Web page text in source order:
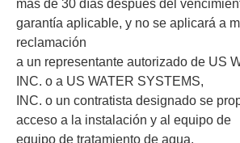
más de 30 días después del
garantía aplicable, y no se aplicará a
reclamación
a un representante autorizado de US
INC. o a US WATER SYSTEMS,
INC. o un contratista designado se
acceso a la instalación y al equipo de
equipo de tratamiento de agua.